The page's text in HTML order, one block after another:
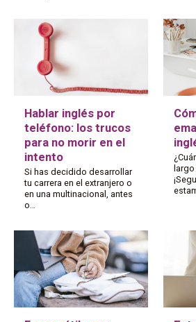
Hablar inglés por
teléfono: los trucos
para no morir en el
intento
Si has decidido desarrollar
tu carrera en el extranjero o
en una multinacional, antes
o…